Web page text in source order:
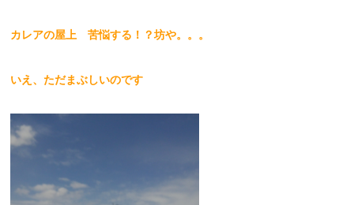
カレアの屋上 苦悩する！？坊や。。。
いえ、ただまぶしいのです